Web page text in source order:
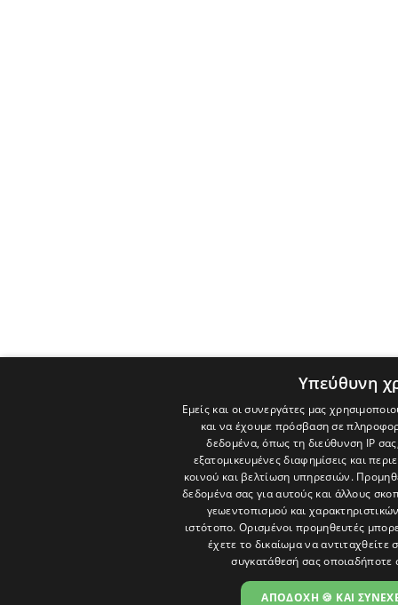
Υπεύθυνη
Εμείς και οι συνεργάτες μας
και να έχουμε πρόσβαση σε
δεδομένα, όπως τη διεύθυνση IP
εξατομικευμένες διαφημίσεις και
κοινού και βελτίωση υπηρεσιών.
δεδομένα σας για αυτούς και άλλους
γεωεντοπισμού και
ιστότοπο. Ορισμένοι προμηθευτές
έχετε το δικαίωμα να αντιταχθείτε
συγκατάθεσή σας οποιαδήποτε
ΑΠΟΔΟΧΗ 🍪 ΚΑΙ